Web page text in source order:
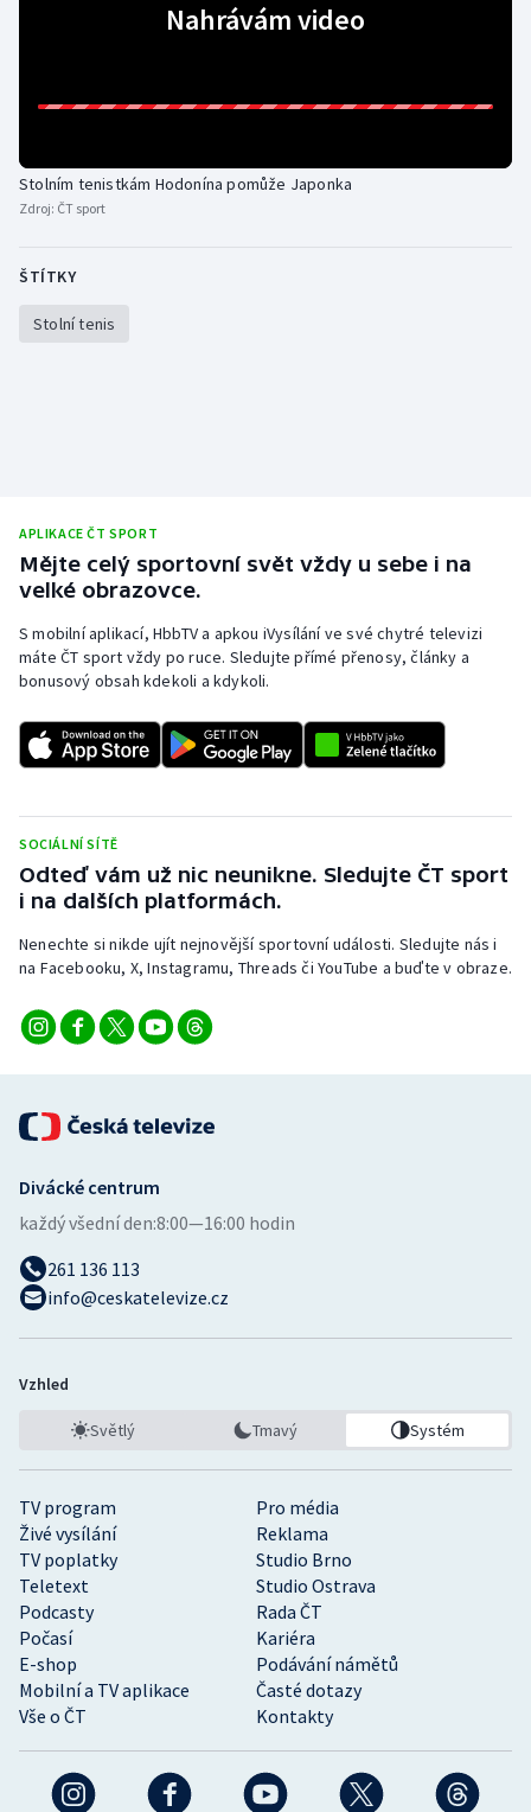
Motorsport
Parasport
Rychlobruslení
Rychlostní kanoistika
Short track
Stolní tenis
Triatlon
Veslování
Vodní slalom
Ostatní
Nahrávám video
Stolním tenistkám Hodonína pomůže Japonka
Zdroj: ČT sport
ŠTÍTKY
Stolní tenis
APLIKACE ČT SPORT
Mějte celý sportovní svět vždy u sebe i na
velké obrazovce.
S mobilní aplikací, HbbTV a apkou iVysílání ve své chytré televizi
máte ČT sport vždy po ruce. Sledujte přímé přenosy, články a
bonusový obsah kdekoli a kdykoli.
SOCIÁLNÍ SÍTĚ
Odteď vám už nic neunikne. Sledujte ČT sport
i na dalších platformách.
Nenechte si nikde ujít nejnovější sportovní události. Sledujte nás i
na Facebooku, X, Instagramu, Threads či YouTube a buďte v obraze.
TV program
Pro média
Živé vysílání
Reklama
TV poplatky
Studio Brno
Teletext
Studio Ostrava
Podcasty
Rada ČT
Počasí
Kariéra
E-shop
Podávání námětů
Mobilní a TV aplikace
Časté dotazy
Vše o ČT
Kontakty
Divácké centrum
každý všední den:8:00—16:00 hodin
261 136 113
info@ceskatelevize.cz
Vzhled
Světlý Tmavý Systém